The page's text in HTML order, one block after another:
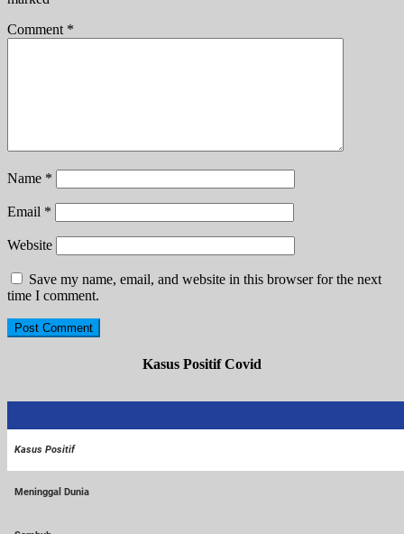
Comment *
Name *
Email *
Website
Save my name, email, and website in this browser for the next
time I comment.
Kasus Positif Covid